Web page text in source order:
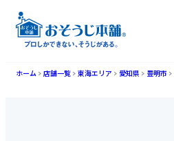
ホーム 店舗一覧 東海エリア 愛知県 豊明市